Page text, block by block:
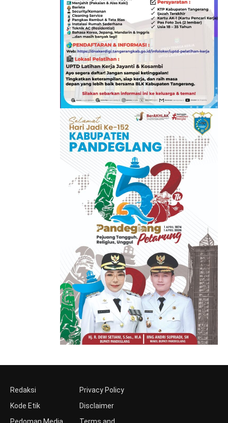
Redaksi
Kode Etik
Privacy Policy
Disclaimer